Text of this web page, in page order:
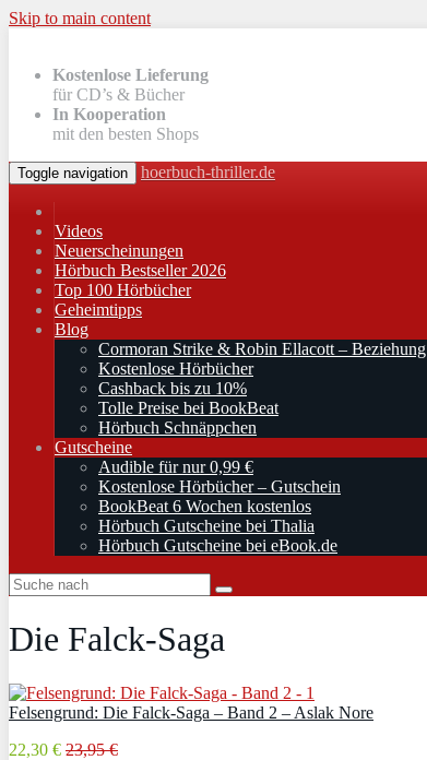
Skip to main content
Kostenlose Lieferung
für CD’s & Bücher
In Kooperation
mit den besten Shops
Toggle navigation hoerbuch-thriller.de
Videos
Neuerscheinungen
Hörbuch Bestseller 2026
Top 100 Hörbücher
Geheimtipps
Blog
Cormoran Strike & Robin Ellacott – Beziehung
Kostenlose Hörbücher
Cashback bis zu 10%
Tolle Preise bei BookBeat
Hörbuch Schnäppchen
Gutscheine
Audible für nur 0,99 €
Kostenlose Hörbücher – Gutschein
BookBeat 6 Wochen kostenlos
Hörbuch Gutscheine bei Thalia
Hörbuch Gutscheine bei eBook.de
Die Falck-Saga
Felsengrund: Die Falck-Saga – Band 2 – Aslak Nore
22,30 € 23,95 €